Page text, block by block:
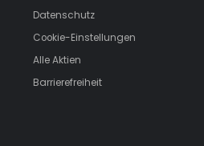
Datenschutz
Cookie-Einstellungen
Alle Aktien
Barrierefreiheit